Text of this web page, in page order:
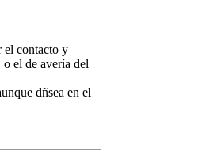
el contacto y
el de avería del
dñsea en el